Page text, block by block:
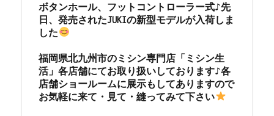
ボタンホール、フットコントローラー式♪先
日、発売されたJUKIの新型モデルが入荷しま
した
福岡県北九州市のミシン専門店「ミシン生
活」各店舗にてお取り扱いしております♪各
店舗ショールームに展示もしてありますので
お気軽に来て・見て・縫ってみて下さい